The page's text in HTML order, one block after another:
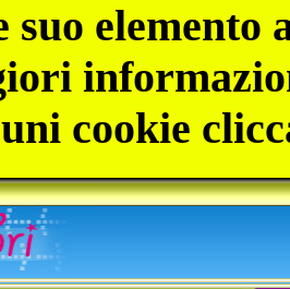
suo elemento
cookie